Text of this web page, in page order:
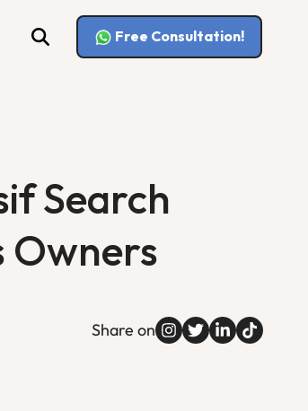
Free Consultation!
Search
Owners
Share on